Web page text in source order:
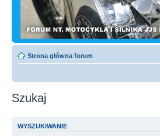
Strona główna forum
Szukaj
WYSZUKIWANIE